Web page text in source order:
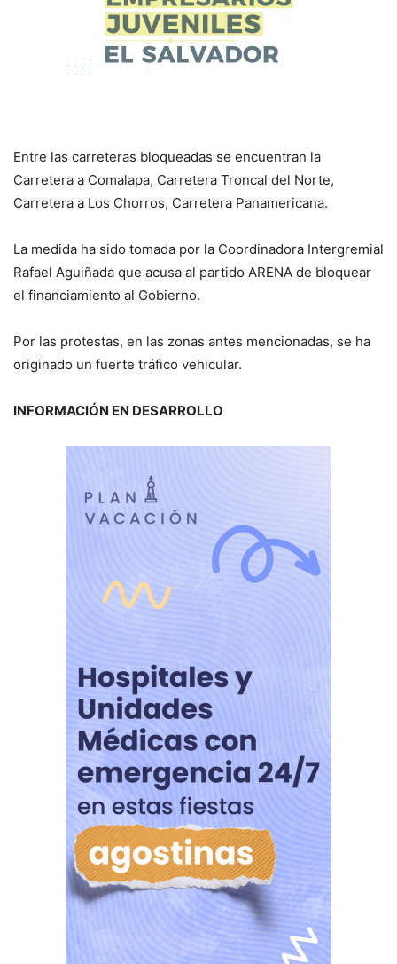
Entre las carreteras bloqueadas se encuentran la
Carretera a Comalapa, Carretera Troncal del Norte,
Carretera a Los Chorros, Carretera Panamericana.
La medida ha sido tomada por la Coordinadora Intergremial
Rafael Aguiñada que acusa al partido ARENA de bloquear
el financiamiento al Gobierno.
Por las protestas, en las zonas antes mencionadas, se ha
originado un fuerte tráfico vehicular.
INFORMACIÓN EN DESARROLLO